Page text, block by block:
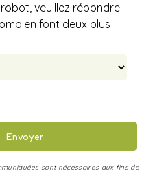
veuillez répondre
font deux plus
Envoyer
sont nécessaires aux fins de